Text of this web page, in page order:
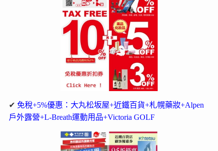
✔ 免稅+5%優惠：大丸松坂屋+近鐵百貨+札幌藥妝+Alpen
戶外露營+L-Breath運動用品+Victoria GOLF